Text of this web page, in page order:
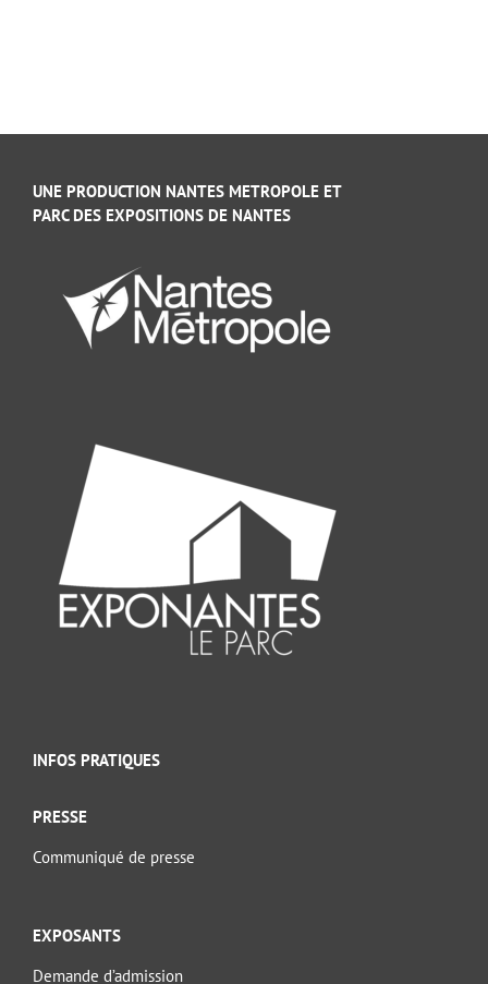
UNE PRODUCTION NANTES METROPOLE ET
PARC DES EXPOSITIONS DE NANTES
INFOS PRATIQUES
PRESSE
Communiqué de presse
EXPOSANTS
Demande d’admission